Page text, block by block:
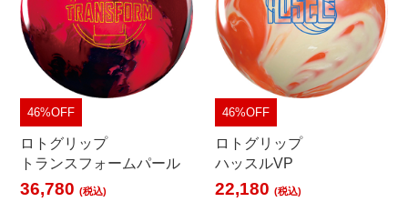
46%OFF
ロトグリップ
トランスフォームパール
36,780(税込)
46%OFF
ロトグリップ
ハッスルVP
22,180(税込)